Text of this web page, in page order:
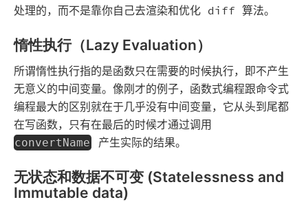
处理的，而不是靠你自己去渲染和优化 diff 算法。
惰性执行（Lazy Evaluation）
所谓惰性执行指的是函数只在需要的时候执行，即不产生
无意义的中间变量。像刚才的例子，函数式编程跟命令式
编程最大的区别就在于几乎没有中间变量，它从头到尾都
在写函数，只有在最后的时候才通过调用
convertName产生实际的结果。
无状态和数据不可变 (Statelessness and
Immutable data)